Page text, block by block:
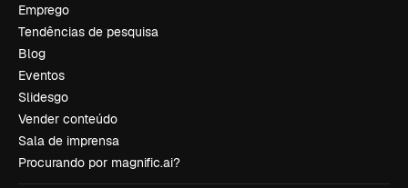
Emprego
Tendências de pesquisa
Blog
Eventos
Slidesgo
Vender conteúdo
Sala de imprensa
Procurando por magnific.ai?